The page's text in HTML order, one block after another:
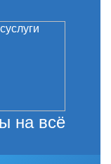
на всё